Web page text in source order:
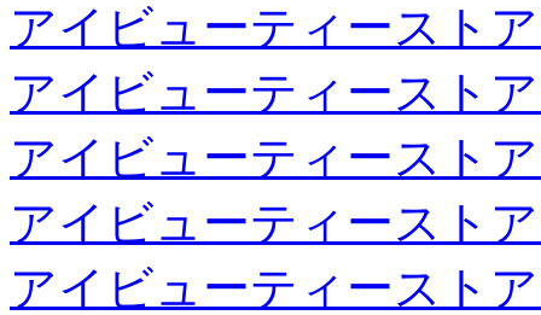
アイビューティースト
アイビューティースト
アイビューティースト
アイビューティースト
アイビューティースト